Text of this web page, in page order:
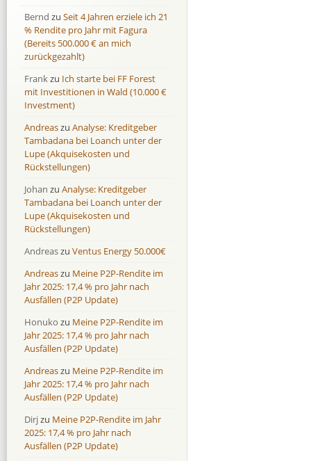
Finbee
43,2%
Finbee (CZK)
0,0 %
HeavyFinance
IUVO Group
-32,2 %
Lenndy
-314,6 %
Moncera
8,0 %
Monestro
9,1 %
Neo Finance
Omaraha
16,4 %
Finbee
35,2%
Finbee (CZK)
0,0 %
HeavyFinance
IUVO Group
-55,0 %
Lenndy
146,5 %
Moncera
11,1 %
Monestro
>1000%
Neo Finance
Omaraha
18,0 %
Bernd zu Seit 4 Jahren erziele ich 21
% Rendite pro Jahr mit Fagura
(Bereits 500.000 € an mich
zurückgezahlt)
Frankzu Ich starte bei FF Forest
mit Investitionen in Wald (10.000 €
Investment)
Andreaszu Analyse: Kreditgeber
Tambadana bei Loanch unter der
Lupe (Akquisekosten und
Rückstellungen)
Johan zu Analyse: Kreditgeber
Tambadana bei Loanch unter der
Lupe (Akquisekosten und
Rückstellungen)
Andreaszu Ventus Energy 50.000€
Andreaszu Meine P2P-Rendite im
Jahr 2025: 17,4 % pro Jahr nach
Ausfällen (P2P Update)
Honuko zu Meine P2P-Rendite im
Jahr 2025: 17,4 % pro Jahr nach
Ausfällen (P2P Update)
Andreaszu Meine P2P-Rendite im
Jahr 2025: 17,4 % pro Jahr nach
Ausfällen (P2P Update)
Dirjzu Meine P2P-Rendite im Jahr
2025: 17,4 % pro Jahr nach
Ausfällen (P2P Update)